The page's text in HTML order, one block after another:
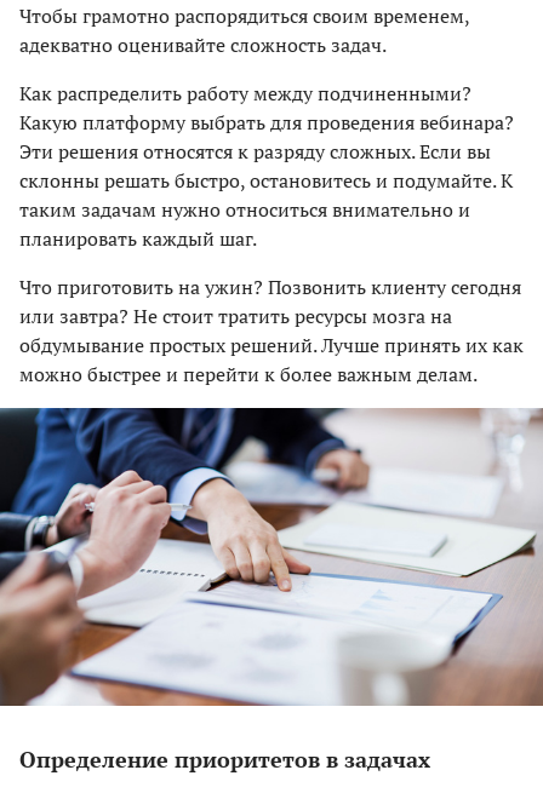
Чтобы грамотно распорядиться своим временем,
адекватно оценивайте сложность задач.
Как распределить работу между подчиненными?
Какую платформу выбрать для проведения вебинара?
Эти решения относятся к разряду сложных. Если вы
склонны решать быстро, остановитесь и подумайте. К
таким задачам нужно относиться внимательно и
планировать каждый шаг.
Что приготовить на ужин? Позвонить клиенту сегодня
или завтра? Не стоит тратить ресурсы мозга на
обдумывание простых решений. Лучше принять их как
можно быстрее и перейти к более важным делам.
Определение приоритетов в задачах